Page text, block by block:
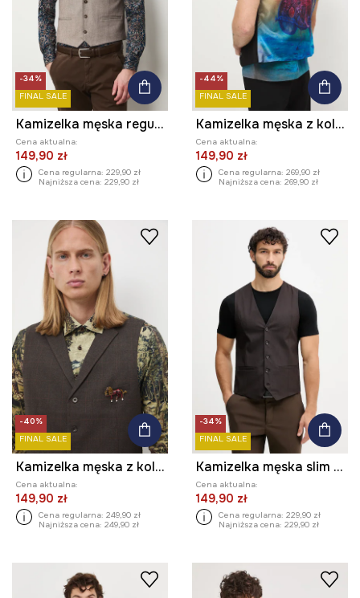
-34%
FINAL SALE
Kamizelka męska regular melanżowa
Cena aktualna:
149,90 zł
Cena regularna: 229,90 zł
Najniższa cena: 229,90 zł
-44%
FINAL SALE
Kamizelka męska z kolekcji Zdzisław Beksiński x Medicine
Cena aktualna:
149,90 zł
Cena regularna: 269,90 zł
Najniższa cena: 269,90 zł
-40%
FINAL SALE
Kamizelka męska z kolekcji Zamek Królewski na Wawelu x Medicine
Cena aktualna:
149,90 zł
Cena regularna: 249,90 zł
Najniższa cena: 249,90 zł
-34%
FINAL SALE
Kamizelka męska slim z drobnym wzorem
Cena aktualna:
149,90 zł
Cena regularna: 229,90 zł
Najniższa cena: 229,90 zł